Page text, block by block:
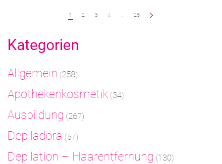
1 2 3 4 … 25
Kategorien
Allgemein (258)
Apothekenkosmetik (34)
Ausbildung (267)
Depiladora (57)
Depilation – Haarentfernung (130)